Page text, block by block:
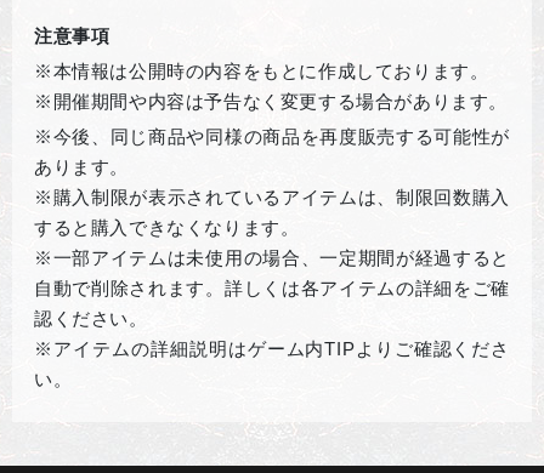
注意事項
※本情報は公開時の内容をもとに作成しております。
※開催期間や内容は予告なく変更する場合があります。
※今後、同じ商品や同様の商品を再度販売する可能性が
あります。
※購入制限が表示されているアイテムは、制限回数購入
すると購入できなくなります。
※一部アイテムは未使用の場合、一定期間が経過すると
自動で削除されます。詳しくは各アイテムの詳細をご確
認ください。
※アイテムの詳細説明はゲーム内TIPよりご確認くださ
い。